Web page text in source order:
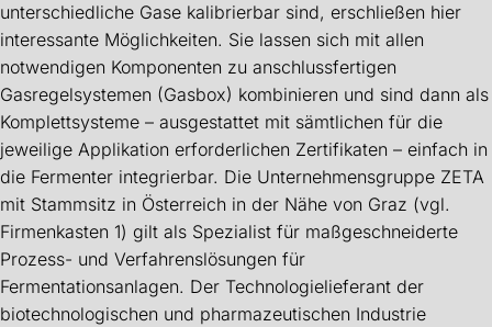
unterschiedliche Gase kalibrierbar sind, erschließen hier
interessante Möglichkeiten. Sie lassen sich mit allen
notwendigen Komponenten zu anschlussfertigen
Gasregelsystemen (Gasbox) kombinieren und sind dann als
Komplettsysteme – ausgestattet mit sämtlichen für die
jeweilige Applikation erforderlichen Zertifikaten – einfach in
die Fermenter integrierbar. Die Unternehmensgruppe ZETA
mit Stammsitz in Österreich in der Nähe von Graz (vgl.
Firmenkasten 1) gilt als Spezialist für maßgeschneiderte
Prozess- und Verfahrenslösungen für
Fermentationsanlagen. Der Technologielieferant der
biotechnologischen und pharmazeutischen Industrie